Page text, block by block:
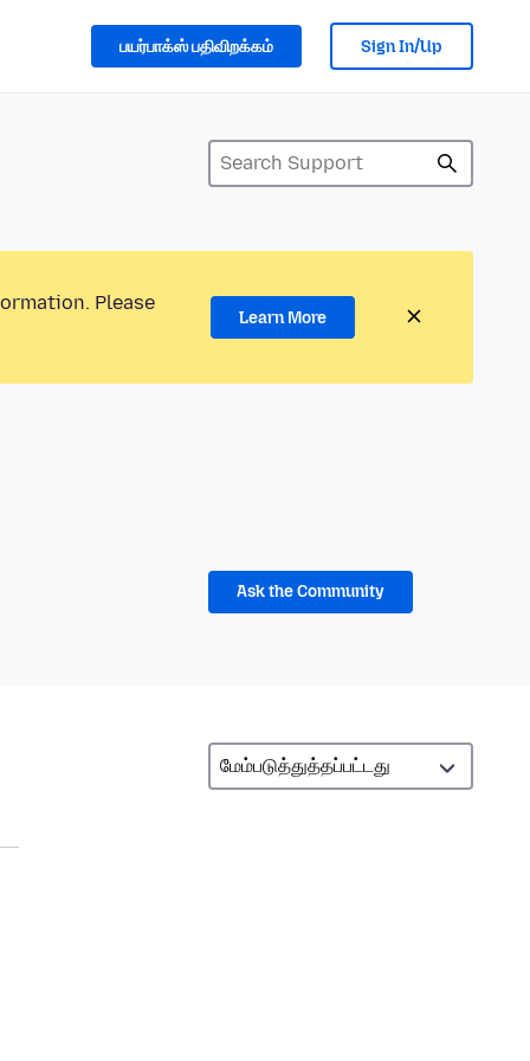
பயர்பாக்ஸ் பதிவிறக்கம் Sign In/Up
Please
Learn More
Ask the Community